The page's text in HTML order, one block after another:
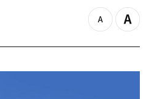
z
o
o
Z
o
i